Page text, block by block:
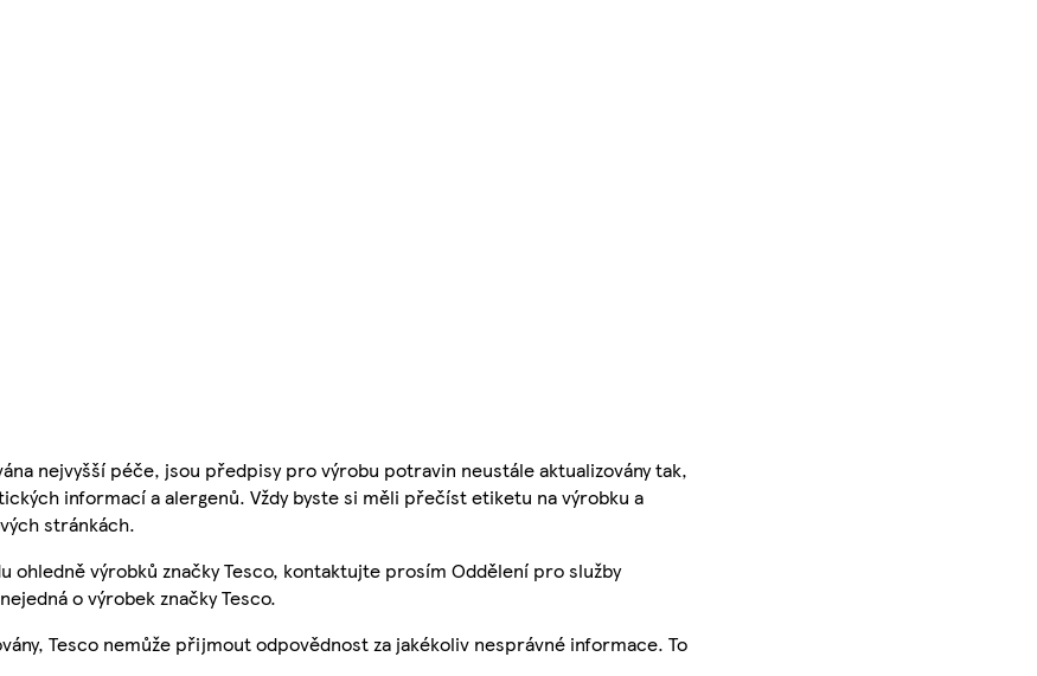
nejvyšší péče, jsou předpisy pro výrobu potravin neustále aktualizovány tak,
informací a alergenů. Vždy byste si měli přečíst etiketu na výrobku a
stránkách.
ohledně výrobků značky Tesco, kontaktujte prosím Oddělení pro služby
o výrobek značky Tesco.
Tesco nemůže přijmout odpovědnost za jakékoliv nesprávné informace. To